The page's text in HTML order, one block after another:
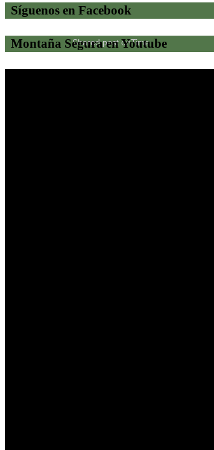
Shared post onTime
Síguenos en Facebook
Montaña Segura en Youtube